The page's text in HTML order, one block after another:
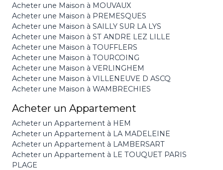
Acheter une Maison à MOUVAUX
Acheter une Maison à PREMESQUES
Acheter une Maison à SAILLY SUR LA LYS
Acheter une Maison à ST ANDRE LEZ LILLE
Acheter une Maison à TOUFFLERS
Acheter une Maison à TOURCOING
Acheter une Maison à VERLINGHEM
Acheter une Maison à VILLENEUVE D ASCQ
Acheter une Maison à WAMBRECHIES
Acheter un Appartement
Acheter un Appartement à HEM
Acheter un Appartement à LA MADELEINE
Acheter un Appartement à LAMBERSART
Acheter un Appartement à LE TOUQUET PARIS
PLAGE